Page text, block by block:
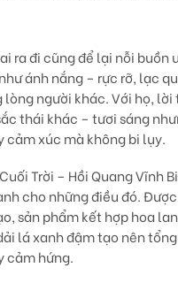
ra đi cũng để lại nỗi buồn
ánh nắng – rực rỡ, lạc
lòng người khác. Với họ,
thái khác – tươi sáng
cảm xúc mà không bi lụy.
Trời – Hồi Quang Vĩnh
cho những điều đó.
, sản phẩm kết hợphoa
lá xanh đậm tạo nên
cảm hứng.